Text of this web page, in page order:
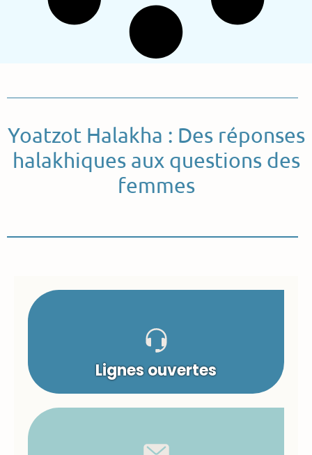
Yoatzot Halakha : Des réponses
halakhiques aux questions des
femmes
Lignes ouvertes